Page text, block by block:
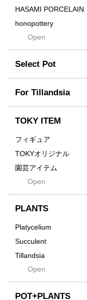
Drop
DUNE
Flames
For
Former
Fused
Earth
emeth
Enhance
Grid
Hagakure
Innocence
Kodama
HASAMI PORCELAIN
honopottery
nocturne
tamanhayat
TETSUYA OZAWA
Scratch
Takehiro Ito
Yuya Iha
Open
Select Pot
For Tillandsia
TOKY ITEM
フィギュア
TOKYオリジナル
園芸アイテム
土・化粧石・活力剤
インテリア・デザイン
Tシャツ・バッグ
その他
Open
PLANTS
Platycelium
Succulent
Tillandsia
SeedsOpen
POT+PLANTS